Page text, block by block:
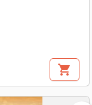
shopping_cart